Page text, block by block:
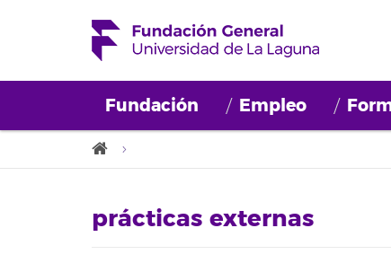
Fundación Empleo
prácticas externas